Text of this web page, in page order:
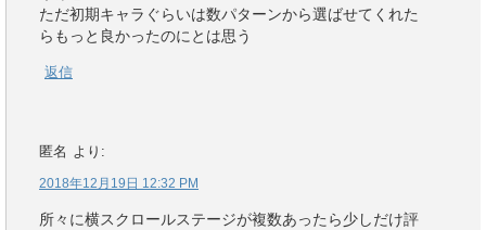
ただ初期キャラぐらいは数パターンから選ばせてくれた
らもっと良かったのにとは思う
返信
匿名 より:
2018年12月19日 12:32 PM
所々に横スクロールステージが複数あったら少しだけ評